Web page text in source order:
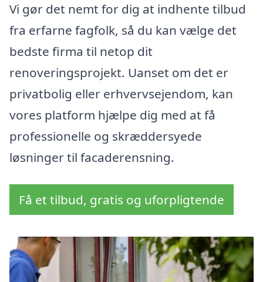
Vi gør det nemt for dig at indhente tilbud
fra erfarne fagfolk, så du kan vælge det
bedste firma til netop dit
renoveringsprojekt. Uanset om det er
privatbolig eller erhvervsejendom, kan
vores platform hjælpe dig med at få
professionelle og skræddersyede
løsninger til facaderensning.
Få et tilbud, gratis og uforpligtende